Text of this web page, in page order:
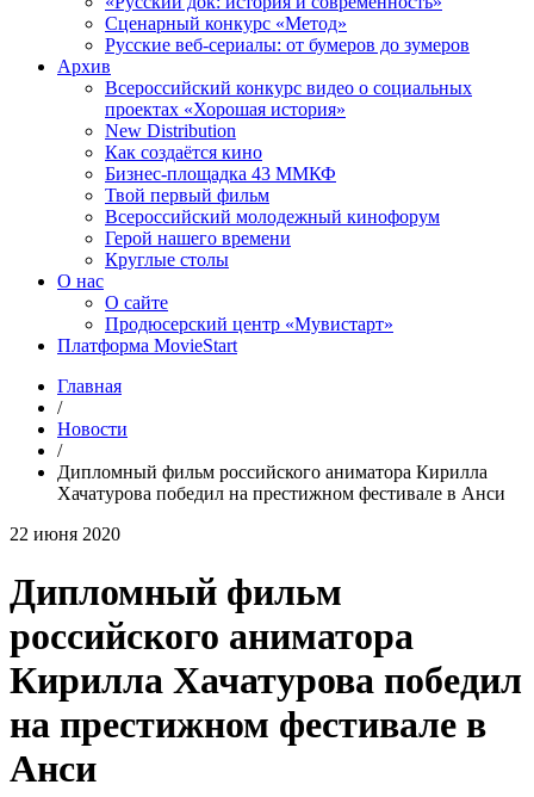
Сценарный конкурс «Метод»
Русские веб-сериалы: от бумеров до зумеров
Архив
Всероссийский конкурс видео о социальных
проектах «Хорошая история»
New Distribution
Как создаётся кино
Бизнес-площадка 43 ММКФ
Твой первый фильм
Всероссийский молодежный кинофорум
Герой нашего времени
Круглые столы
О нас
О сайте
Продюсерский центр «Мувистарт»
Платформа MovieStart
Главная
/
Новости
/
Дипломный фильм российского аниматора Кирилла
Хачатурова победил на престижном фестивале в Анси
22 июня 2020
Дипломный фильм
российского аниматора
Кирилла Хачатурова победил
на престижном фестивале в
Анси